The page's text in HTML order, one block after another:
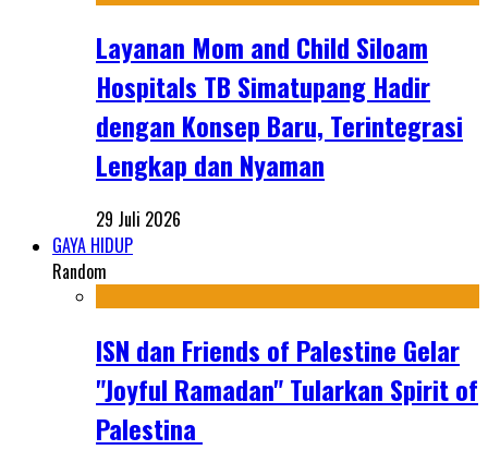
Layanan Mom and Child Siloam
Hospitals TB Simatupang Hadir
dengan Konsep Baru, Terintegrasi
Lengkap dan Nyaman
29 Juli 2026
GAYA HIDUP
Random
ISN dan Friends of Palestine Gelar
"Joyful Ramadan" Tularkan Spirit of
Palestina